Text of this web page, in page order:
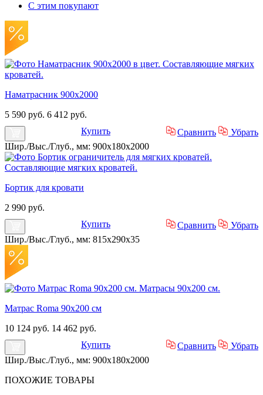
С этим покупают
Наматрасник 900х2000
5 590 руб. 6 412 руб.
Купить
Сравнить
Убрать
Шир./Выс./Глуб., мм: 900x180x2000
Бортик для кровати
2 990 руб.
Купить
Сравнить
Убрать
Шир./Выс./Глуб., мм: 815x290x35
Матрас Roma 90х200 см
10 124 руб. 14 462 руб.
Купить
Сравнить
Убрать
Шир./Выс./Глуб., мм: 900x180x2000
ПОХОЖИЕ ТОВАРЫ